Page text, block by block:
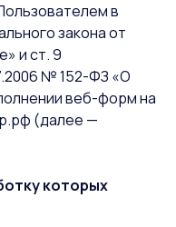
в
закона от
и ст. 9
№ 152-ФЗ «О
веб-форм на
(далее —
которых